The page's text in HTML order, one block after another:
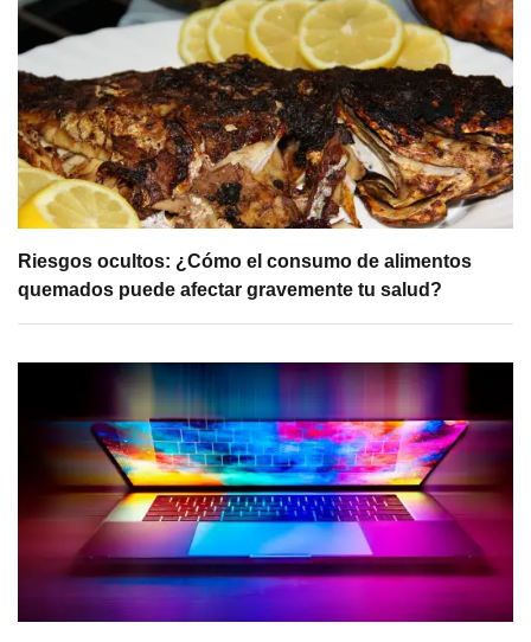
Riesgos ocultos: ¿Cómo el consumo de alimentos
quemados puede afectar gravemente tu salud?